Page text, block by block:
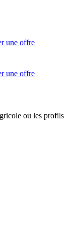
une offre
une offre
ou les profils